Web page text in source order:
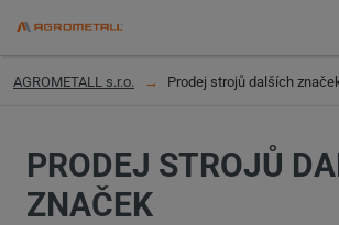
AGROMETALL s.r.o. Prodej strojů dalších
PRODEJ STROJŮ
ZNAČEK